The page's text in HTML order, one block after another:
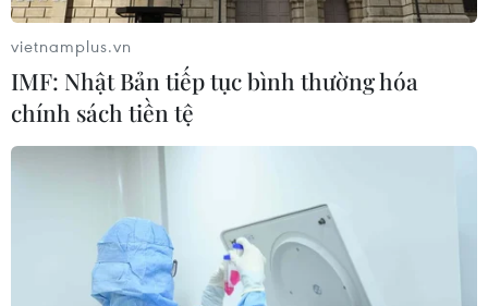
vietnamplus.vn
IMF: Nhật Bản tiếp tục bình thường hóa
chính sách tiền tệ